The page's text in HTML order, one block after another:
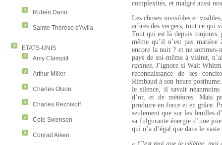
Rubén Dario
Sainte Thérèse d'Avila
ETATS-UNIS
Amy Clampitt
Arthur Miller
Charles Olson
Charles Reznikoff
Cole Swensen
Conrad Aiken
complexités, et malgré aussi
Les choses invisibles et
arbres des vergers, tout ce qui
Tout qui est là depuis toujours,
même qu’il n’est pas
encore la nuit ? et ne sommes-
pays de soi-même à visiter,
racines.J’ignore si Walt
reconnaissance de ses
Rimbaud à son heure
le silence, il savait
d’or, et de météores. Mais
produire en force et en grâce.
seulement que sur les feuilles
sa fulgurante énergie d’une
qui n’a d’égal que dans le